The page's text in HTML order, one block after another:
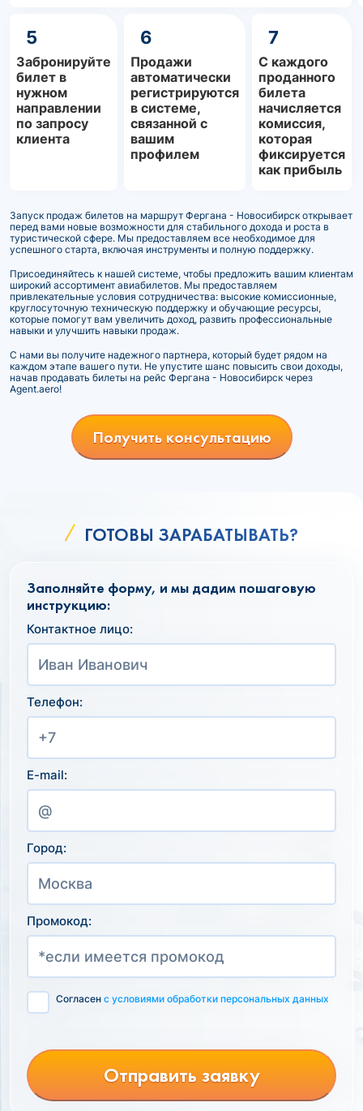
5
Забронируйте
билет в
нужном
направлении
по запросу
клиента
6
Продажи
автоматически
регистрируются
в системе,
связанной с
вашим
профилем
7
С каждого
проданного
билета
начисляется
комиссия,
которая
фиксируется
как прибыль
Запуск продаж билетов на маршрут Фергана - Новосибирск открывает
перед вами новые возможности для стабильного дохода и роста в
туристической сфере. Мы предоставляем все необходимое для
успешного старта, включая инструменты и полную поддержку.
Присоединяйтесь к нашей системе, чтобы предложить вашим клиентам
широкий ассортимент авиабилетов. Мы предоставляем
привлекательные условия сотрудничества: высокие комиссионные,
круглосуточную техническую поддержку и обучающие ресурсы,
которые помогут вам увеличить доход, развить профессиональные
навыки и улучшить навыки продаж.
С нами вы получите надежного партнера, который будет рядом на
каждом этапе вашего пути. Не упустите шанс повысить свои доходы,
начав продавать билеты на рейс Фергана - Новосибирск через
Agent.aero!
Получить консультацию
ГОТОВЫ ЗАРАБАТЫВАТЬ?
Заполняйте форму, и мы дадим пошаговую
инструкцию:
Контактное лицо:
Телефон:
E-mail:
Город:
Промокод:
Согласен с условиями обработки персональных данных
Отправить заявку